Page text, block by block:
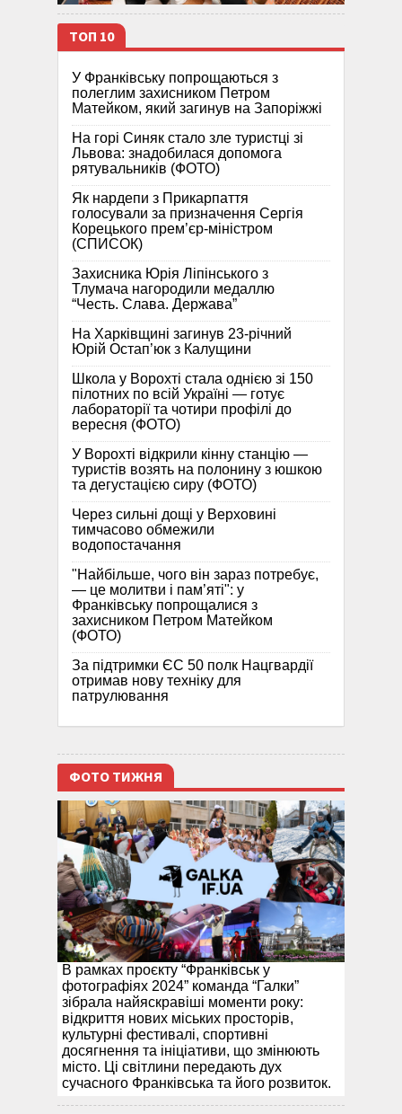
ТОП 10
У Франківську попрощаються з
полеглим захисником Петром
Матейком, який загинув на Запоріжжі
На горі Синяк стало зле туристці зі
Львова: знадобилася допомога
рятувальників (ФОТО)
Як нардепи з Прикарпаття
голосували за призначення Сергія
Корецького прем’єр-міністром
(СПИСОК)
Захисника Юрія Ліпінського з
Тлумача нагородили медаллю
“Честь. Слава. Держава”
На Харківщині загинув 23-річний
Юрій Остап’юк з Калущини
Школа у Ворохті стала однією зі 150
пілотних по всій Україні — готує
лабораторії та чотири профілі до
вересня (ФОТО)
У Ворохті відкрили кінну станцію —
туристів возять на полонину з юшкою
та дегустацією сиру (ФОТО)
Через сильні дощі у Верховині
тимчасово обмежили
водопостачання
"Найбільше, чого він зараз потребує,
— це молитви і пам’яті": у
Франківську попрощалися з
захисником Петром Матейком
(ФОТО)
За підтримки ЄС 50 полк Нацгвардії
отримав нову техніку для
патрулювання
ФОТО ТИЖНЯ
В рамках проєкту “Франківськ у
фотографіях 2024” команда “Галки”
зібрала найяскравіші моменти року:
відкриття нових міських просторів,
культурні фестивалі, спортивні
досягнення та ініціативи, що змінюють
місто. Ці світлини передають дух
сучасного Франківська та його розвиток.